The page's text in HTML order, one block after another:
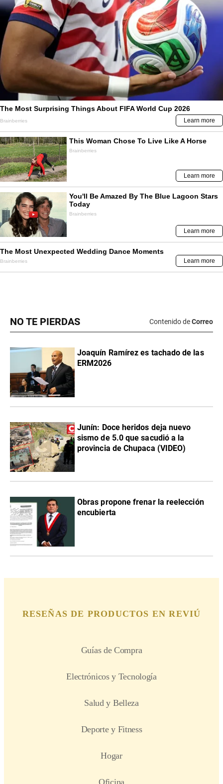
NO TE PIERDAS Contenido deCorreo
Joaquín Ramírez es tachado de las
ERM2026
Junín: Doce heridos deja nuevo
sismo de 5.0 que sacudió a la
provincia de Chupaca (VIDEO)
Obras propone frenar la reelección
encubierta